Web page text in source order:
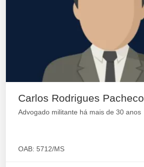
Carlos Rodrigues Pacheco
Advogado militante há mais de 30 anos
OAB: 5712/MS